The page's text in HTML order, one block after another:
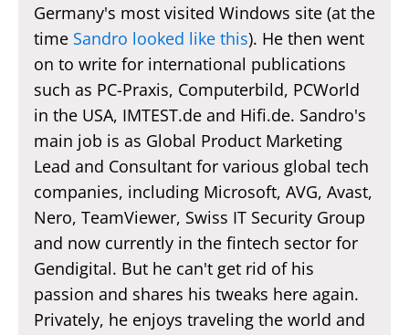
Germany's most visited Windows site (at the
time Sandro looked like this). He then went
on to write for international publications
such as PC-Praxis, Computerbild, PCWorld
in the USA, IMTEST.de and Hifi.de. Sandro's
main job is as Global Product Marketing
Lead and Consultant for various global tech
companies, including Microsoft, AVG, Avast,
Nero, TeamViewer, Swiss IT Security Group
and now currently in the fintech sector for
Gendigital. But he can't get rid of his
passion and shares his tweaks here again.
Privately, he enjoys traveling the world and